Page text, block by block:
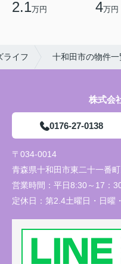
2.1万円 4万円
ライフ 十和田市の物件一
株式会
0176-27-0138
〒034-0014
青森県十和田市東二十一番
営業時間： 平日8:30～17：
定休日： 第2.4土曜日・日曜